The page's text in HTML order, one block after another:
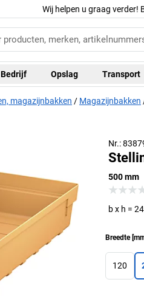
Wij helpen u graag verder!
Bedrijf Opslag Transport
magazijnbakken Magazijnbakken
Nr.:
500 mm
b x h =
Breedte[
120